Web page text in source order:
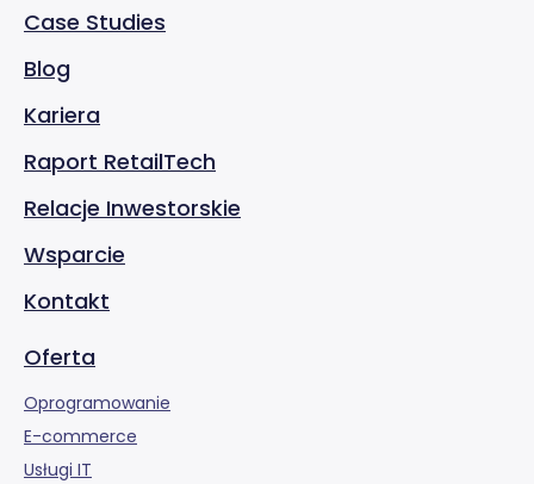
Case Studies
Blog
Kariera
Raport RetailTech
Relacje Inwestorskie
Wsparcie
Kontakt
Oferta
Oprogramowanie
E-commerce
Usługi IT